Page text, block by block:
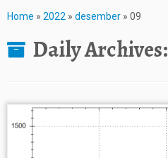
toHome » 2022 » desember » 09
Daily Archives: